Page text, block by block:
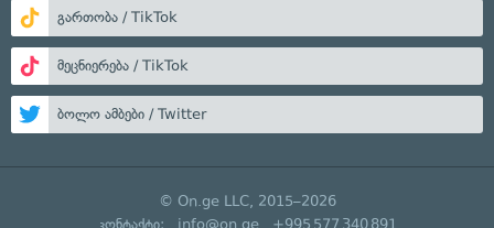
გართობა / TikTok
მეცნიერება / TikTok
ბოლო ამბები / Twitter
© On.ge LLC, 2015–2026
კონტაქტი: info@on.ge +995 577 340 891